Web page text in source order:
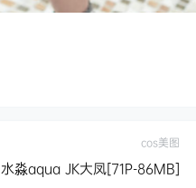
cos美图
水淼aqua JK大凤[71P-86MB]